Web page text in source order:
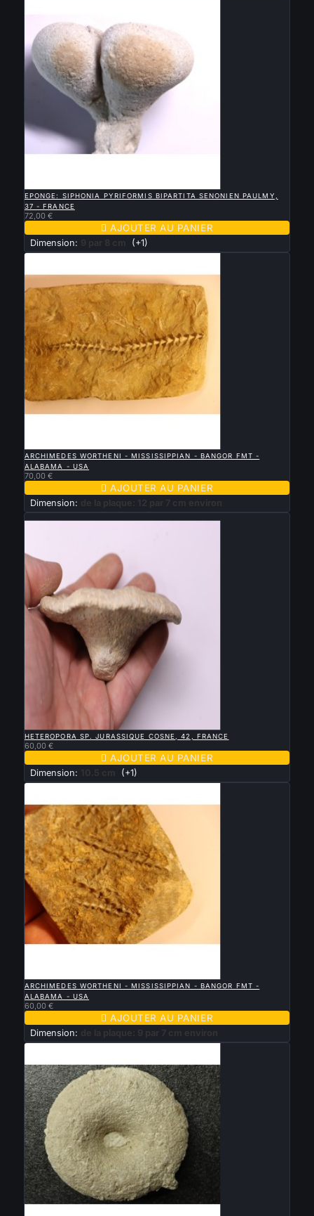
EPONGE: SIPHONIA PYRIFORMIS BIPARTITA SENONIEN PAULMY,
37 - FRANCE
72,00 €
 AJOUTER AU PANIER
Dimension: 9 par 8 cm (+1)
ARCHIMEDES WORTHENI - MISSISSIPPIAN - BANGOR FMT -
ALABAMA - USA
70,00 €
 AJOUTER AU PANIER
Dimension: de la plaque: 12 par 7 cm environ
Nouveau
HETEROPORA SP. JURASSIQUE COSNE, 42, FRANCE
60,00 €
 AJOUTER AU PANIER
Dimension: 10.5 cm (+1)
ARCHIMEDES WORTHENI - MISSISSIPPIAN - BANGOR FMT -
ALABAMA - USA
60,00 €
 AJOUTER AU PANIER
Dimension: de la plaque: 9 par 7 cm environ